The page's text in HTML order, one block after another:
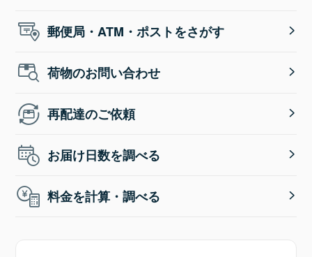
郵便局・ATM・ポストをさがす
荷物のお問い合わせ
再配達のご依頼
お届け日数を調べる
料金を計算・調べる